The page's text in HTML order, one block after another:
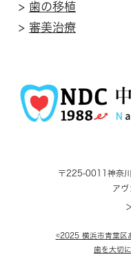
> 歯の移植
> 審美治療
〒225-0011 神奈
アヴ
©2025 横浜市青葉区
歯を大切